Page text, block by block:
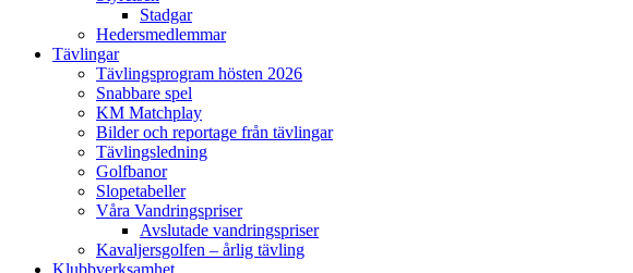
Stadgar
Hedersmedlemmar
Tävlingar
Tävlingsprogram hösten 2026
Snabbare spel
KM Matchplay
Bilder och reportage från tävlingar
Tävlingsledning
Golfbanor
Slopetabeller
Våra Vandringspriser
Avslutade vandringspriser
Kavaljersgolfen – årlig tävling
Klubbverksamhet